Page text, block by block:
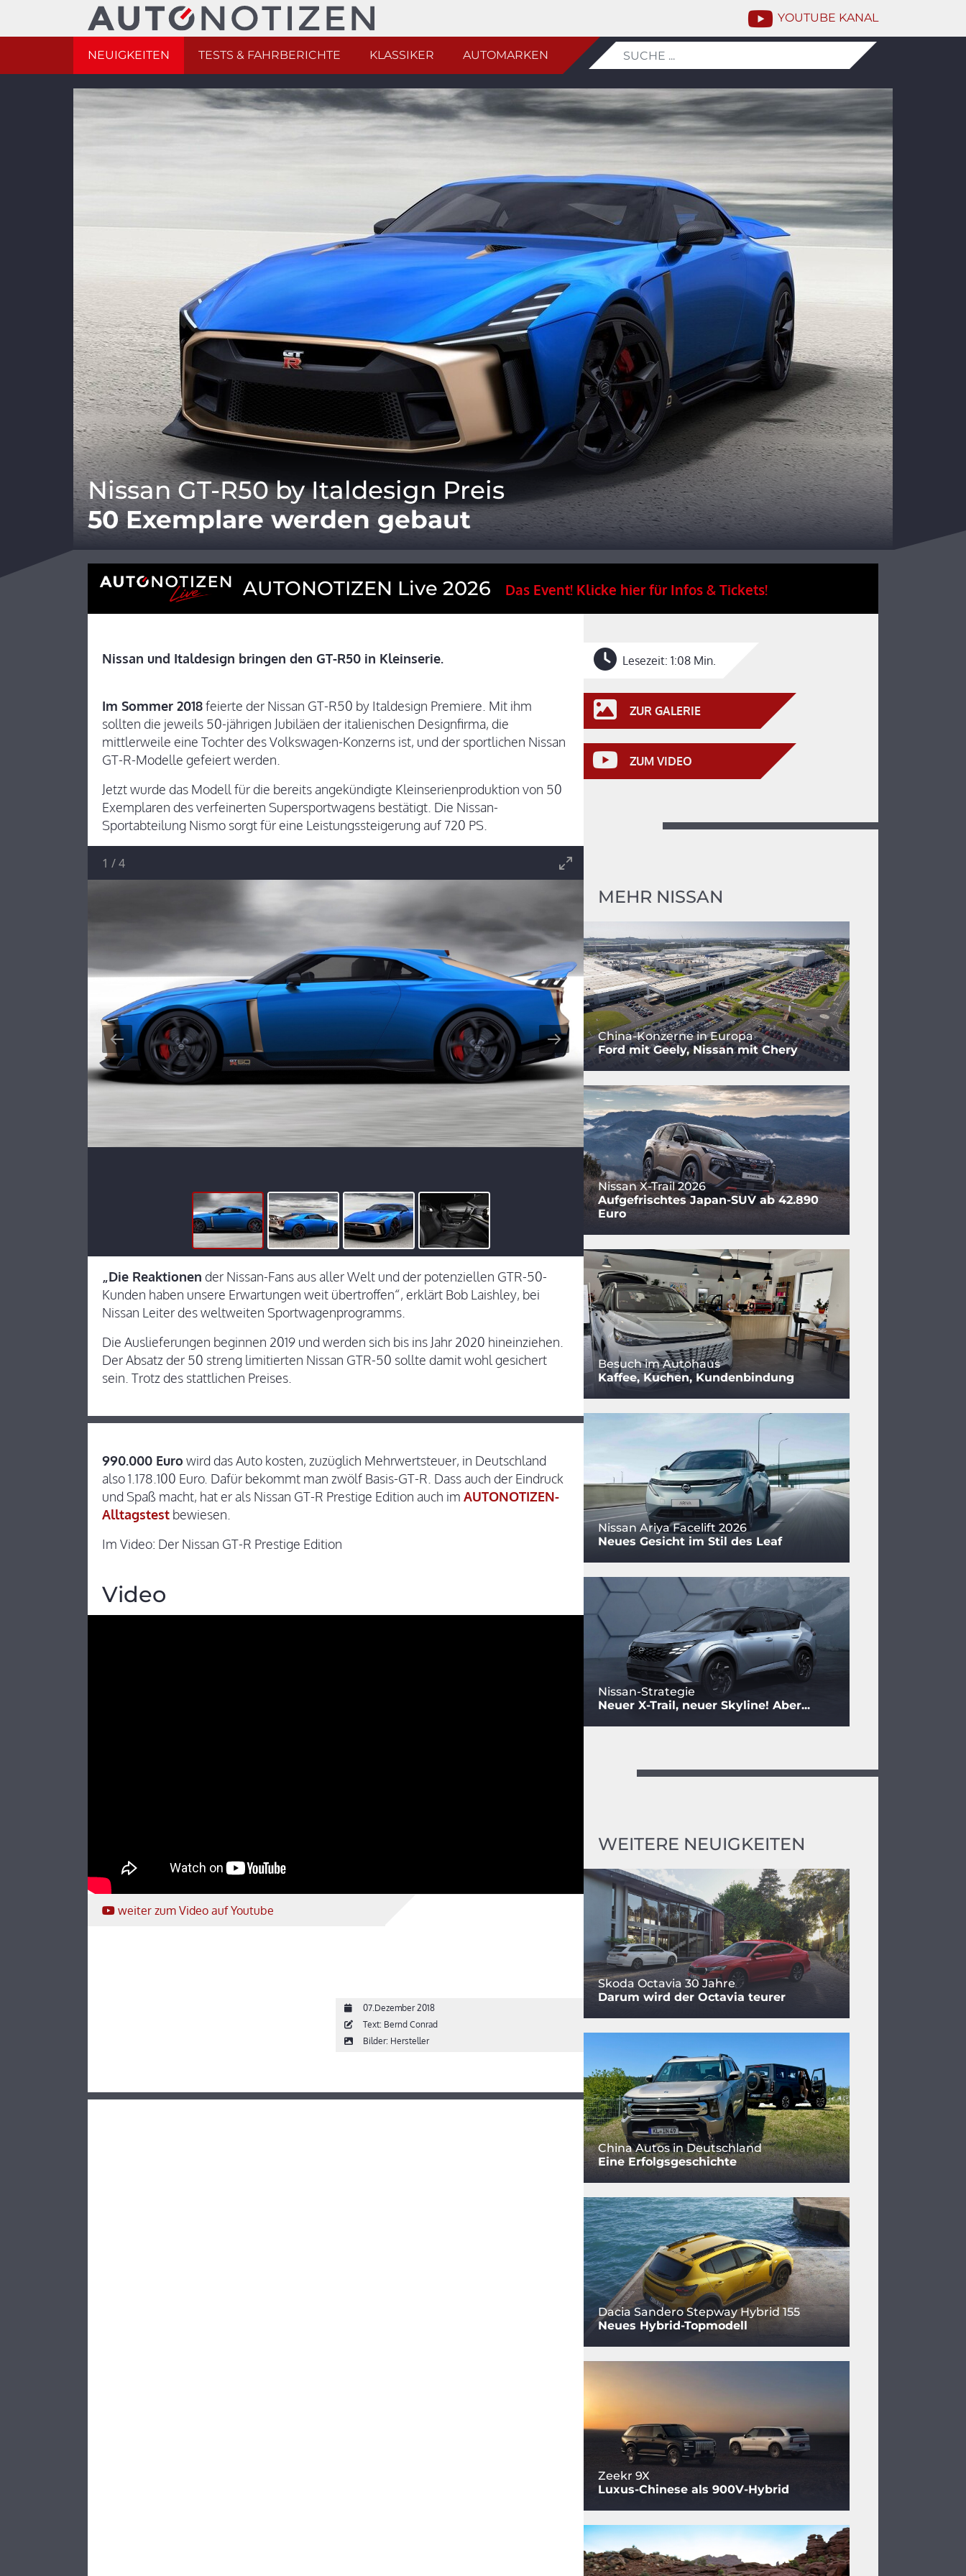
YOUTUBE KANAL
NEUIGKEITEN TESTS & FAHRBERICHTE KLASSIKER AUTOMARKEN
Nissan GT-R50 by Italdesign Preis
50 Exemplare werden gebaut
AUTONOTIZEN Live 2026 Das Event! Klicke hier für Infos & Tickets!
Nissan und Italdesign bringen den GT-R50 in Kleinserie.
Im Sommer 2018feierte der Nissan GT-R50 by Italdesign Premiere. Mit ihm
sollten die jeweils 50-jährigen Jubiläen der italienischen Designfirma, die
mittlerweile eine Tochter des Volkswagen-Konzerns ist, und der sportlichen Nissan
GT-R-Modelle gefeiert werden.
Jetzt wurde das Modell für die bereits angekündigte Kleinserienproduktion von 50
Exemplaren des verfeinerten Supersportwagens bestätigt. Die Nissan-
Sportabteilung Nismo sorgt für eine Leistungssteigerung auf 720 PS.
1 /4
„Die Reaktionen der Nissan-Fans aus aller Welt und der potenziellen GTR-50-
Kunden haben unsere Erwartungen weit übertroffen“, erklärt Bob Laishley, bei
Nissan Leiter des weltweiten Sportwagenprogramms.
Die Auslieferungen beginnen 2019 und werden sich bis ins Jahr 2020 hineinziehen.
Der Absatz der 50 streng limitierten Nissan GTR-50 sollte damit wohl gesichert
sein. Trotz des stattlichen Preises.
990.000 Euro wird das Auto kosten, zuzüglich Mehrwertsteuer, in Deutschland
also 1.178.100 Euro. Dafür bekommt man zwölf Basis-GT-R. Dass auch der Eindruck
und Spaß macht, hat er als Nissan GT-R Prestige Edition auch im AUTONOTIZEN-
Alltagstest bewiesen.
Im Video: Der Nissan GT-R Prestige Edition
Video
weiter zum Video auf Youtube
07.Dezember 2018
Text: Bernd Conrad
Bilder: Hersteller
Lesezeit: 1:08 Min.
ZUR GALERIE
ZUM VIDEO
MEHR NISSAN
China-Konzerne in Europa
Ford mit Geely, Nissan mit Chery
Nissan X-Trail 2026
Aufgefrischtes Japan-SUV ab 42.890
Euro
Besuch im Autohaus
Kaffee, Kuchen, Kundenbindung
Nissan Ariya Facelift 2026
Neues Gesicht im Stil des Leaf
Nissan-Strategie
Neuer X-Trail, neuer Skyline! Aber...
WEITERE NEUIGKEITEN
Skoda Octavia 30 Jahre
Darum wird der Octavia teurer
China Autos in Deutschland
Eine Erfolgsgeschichte
Dacia Sandero Stepway Hybrid 155
Neues Hybrid-Topmodell
Zeekr 9X
Luxus-Chinese als 900V-Hybrid